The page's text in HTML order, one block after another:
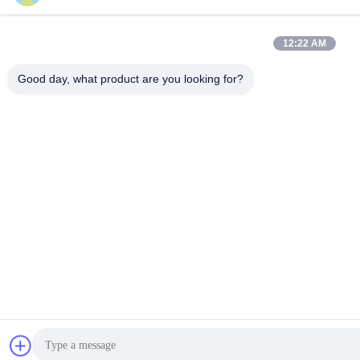
12:22 AM
Good day, what product are you looking for?